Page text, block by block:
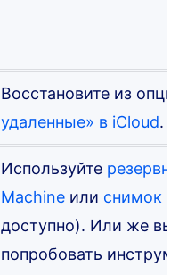
Восстановите из
удаленные» в iCloud.
Используйте
Machine или снимок
доступно). Или же вы
попробовать